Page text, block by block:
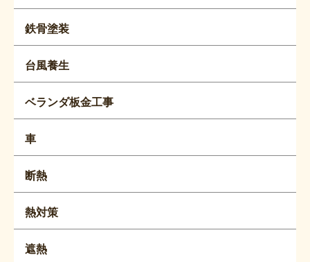
鉄骨塗装
台風養生
ベランダ板金工事
車
断熱
熱対策
遮熱